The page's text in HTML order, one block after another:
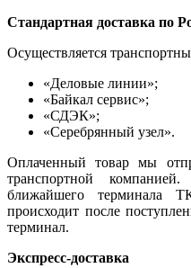
Стандартная доставка по
Осуществляется
«Деловые линии»;
«Байкал сервис»;
«СДЭК»;
«Серебрянный узел».
Оплаченный товар мы
транспортной
ближайшего терминала
происходит после
терминал.
Экспресс-доставка